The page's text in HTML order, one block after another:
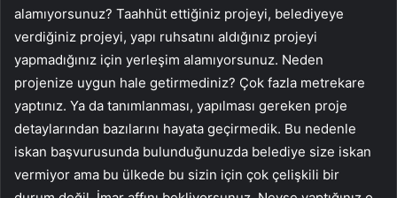
alamıyorsunuz? Taahhüt ettiğiniz projeyi, belediyeye
verdiğiniz projeyi, yapı ruhsatını aldığınız projeyi
yapmadığınız için yerleşim alamıyorsunuz. Neden
projenize uygun hale getirmediniz? Çok fazla metrekare
yaptınız. Ya da tanımlanması, yapılması gereken proje
detaylarından bazılarını hayata geçirmedik. Bu nedenle
iskan başvurusunda bulunduğunuzda belediye size iskan
vermiyor ama bu ülkede bu sizin için çok çelişkili bir